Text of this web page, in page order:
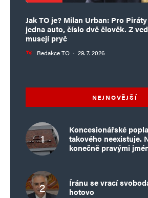
Jak TO je? Milan Urban: Pro
jedna auto, číslo dvě člověk. Z
musejí pryč
Redakce TO · 29. 7. 2026
NEJNOVĚJŠÍ
Koncesionářské
takového neexistuje.
konečně pravými
Íránu se vrací
hotovo